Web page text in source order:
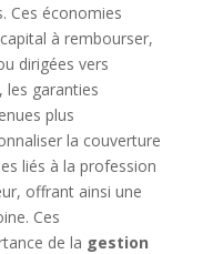
Ces économies
à rembourser,
dirigées vers
les garanties
plus
la couverture
liés à la profession
offrant ainsi une
Ces
de la gestion